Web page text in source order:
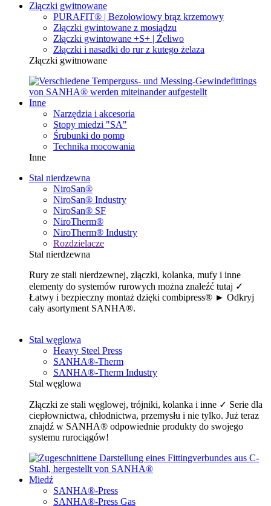
Złączki gwitnowane
PURAFIT® | Bezołowiowy brąz krzemowy
Złączki gwintowane z mosiądzu
Złączki gwintowane +S+ | Żeliwo
Złączki i nasadki do rur z kutego żelaza
Złączki gwitnowane
Inne
Narzędzia i akcesoria
Stopy miedzi "SA"
Śrubunki do pomp
Technika mocowania
Inne
Stal nierdzewna
NiroSan®
NiroSan® Industry
NiroSan® SF
NiroTherm®
NiroTherm® Industry
Rozdzielacze
Stal nierdzewna
Rury ze stali nierdzewnej, złączki, kolanka, mufy i inne
elementy do systemów rurowych można znaleźć tutaj ✓
Łatwy i bezpieczny montaż dzięki combipress® ► Odkryj
cały asortyment SANHA®.
Stal węglowa
Heavy Steel Press
SANHA®-Therm
SANHA®-Therm Industry
Stal węglowa
Złączki ze stali węglowej, trójniki, kolanka i inne ✓ Serie dla
ciepłownictwa, chłodnictwa, przemysłu i nie tylko. Już teraz
znajdź w SANHA® odpowiednie produkty do swojego
systemu rurociągów!
Miedź
SANHA®-Press
SANHA®-Press Gas